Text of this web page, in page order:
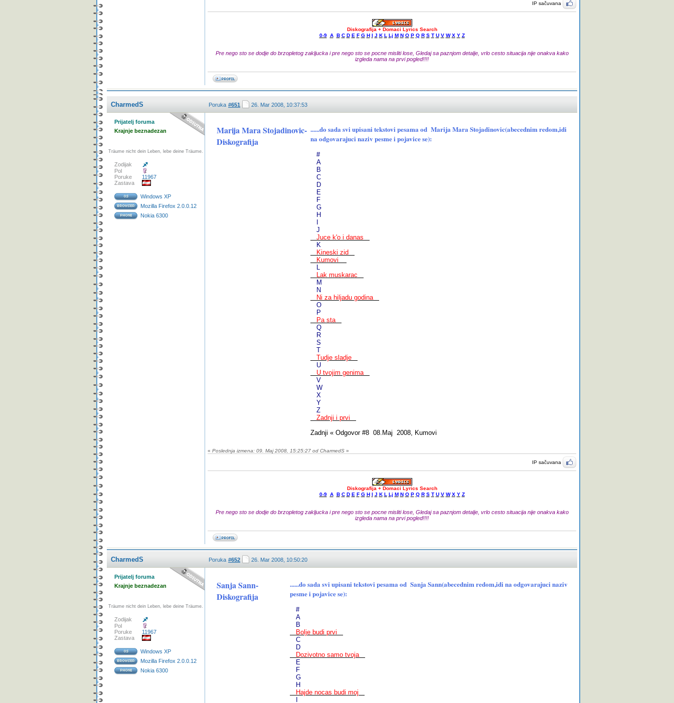
IP sačuvana
Diskografija + Domaci Lyrics Search
0-9 A B C D E F G H I J K L Lj M N O P Q R S T U V W X Y Z
Pre nego sto se dodje do brzopletog zakljucka i pre nego sto se pocne misliti lose, Gledaj sa paznjom detalje, vrlo cesto situacija nije onakva kako
izgleda nama na prvi pogled!!!!
CharmedS Poruka #651 26. Mar 2008, 10:37:53
Prijatelj foruma
Krajnje beznadezan
Träume nicht dein Leben, lebe deine Träume.
Zodijak
Pol
Poruke
11967
Zastava
Windows XP
Mozilla Firefox 2.0.0.12
Nokia 6300
Marija Mara Stojadinovic-
Diskografija
......do sada svi upisani tekstovi pesama od Marija Mara Stojadinovic(abecednim redom,idi
na odgovarajuci naziv pesme i pojavice se):
#
A
B
C
D
E
F
G
H
J
Juce k'o i danas
K
Kineski zid
Kumovi
L
Lak muskarac
M
N
Ni za hiljadu godina
O
P
Pa sta
Q
R
S
T
Tudje sladje
U
U tvojim genima
V
W
X
Y
Z
Zadnji i prvi
Zadnji « Odgovor #8 08.Maj 2008, Kumovi
« Poslednja izmena: 09. Maj 2008, 15:25:27 od CharmedS »
IP sačuvana
Diskografija + Domaci Lyrics Search
0-9 A B C D E F G H I J K L Lj M N O P Q R S T U V W X Y Z
Pre nego sto se dodje do brzopletog zakljucka i pre nego sto se pocne misliti lose, Gledaj sa paznjom detalje, vrlo cesto situacija nije onakva kako
izgleda nama na prvi pogled!!!!
CharmedS Poruka #652 26. Mar 2008, 10:50:20
Prijatelj foruma
Krajnje beznadezan
Träume nicht dein Leben, lebe deine Träume.
Zodijak
Pol
Poruke
11967
Zastava
Windows XP
Mozilla Firefox 2.0.0.12
Nokia 6300
Sanja Sann-
Diskografija
......do sada svi upisani tekstovi pesama od Sanja Sann(abecednim redom,idi na odgovarajuci naziv
pesme i pojavice se):
#
A
B
Bolje budi prvi
C
D
Dozivotno samo tvoja
E
F
G
H
Hajde nocas budi moj